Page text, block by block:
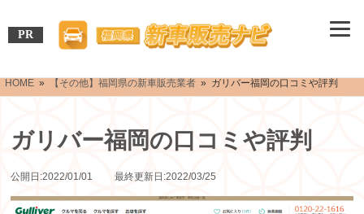
PR
HOME » 【その他】福岡県の新車販売業者 » ガリバー福岡の口コミや評判
ガリバー福岡の口コミや評判
公開日:2022/01/01 最終更新日:2022/03/25